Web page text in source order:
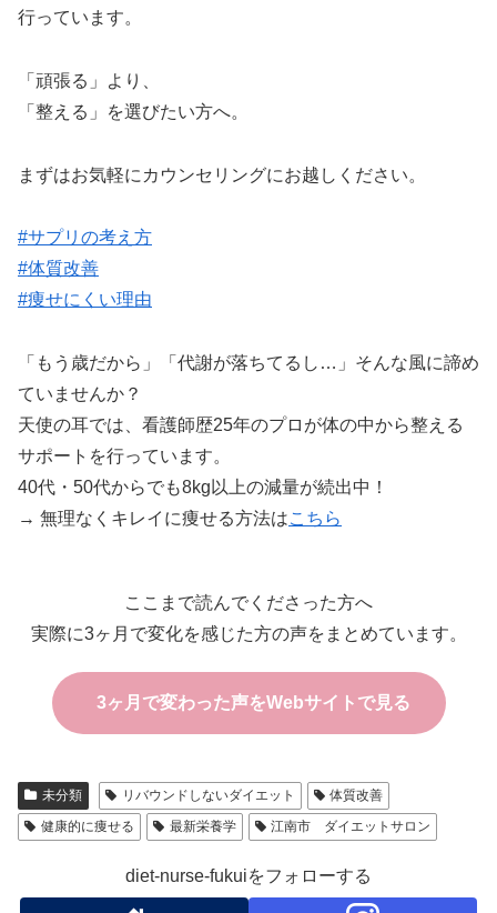
行っています。
「頑張る」より、
「整える」を選びたい方へ。
まずはお気軽にカウンセリングにお越しください。
#サプリの考え方
#体質改善
#痩せにくい理由
「もう歳だから」「代謝が落ちてるし…」そんな風に諦め
ていませんか？
天使の耳では、看護師歴25年のプロが体の中から整える
サポートを行っています。
40代・50代からでも8kg以上の減量が続出中！
→ 無理なくキレイに痩せる方法はこちら
ここまで読んでくださった方へ
実際に3ヶ月で変化を感じた方の声をまとめています。
3ヶ月で変わった声をWebサイトで見る
未分類 リバウンドしないダイエット
体質改善
健康的に痩せる
最新栄養学 江南市 ダイエットサロン
diet-nurse-fukuiをフォローする